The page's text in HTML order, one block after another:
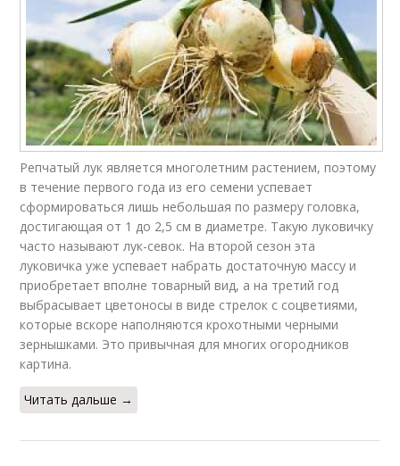
Репчатый лук является многолетним растением, поэтому
в течение первого года из его семени успевает
сформироваться лишь небольшая по размеру головка,
достигающая от 1 до 2,5 см в диаметре. Такую луковичку
часто называют лук-севок. На второй сезон эта
луковичка уже успевает набрать достаточную массу и
приобретает вполне товарный вид, а на третий год
выбрасывает цветоносы в виде стрелок с соцветиями,
которые вскоре наполняются крохотными черными
зернышками. Это привычная для многих огородников
картина.
Читать дальше →